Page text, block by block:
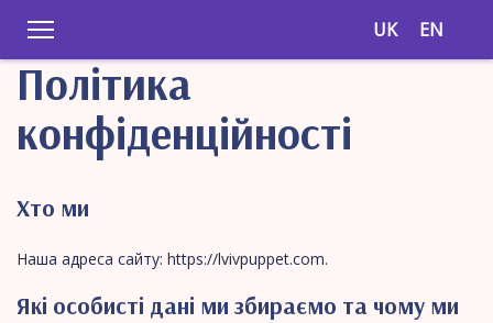
UK EN
Політика
конфіденційності
Хто ми
Наша адреса сайту: https://lvivpuppet.com.
Які особисті дані ми збираємо та чому ми